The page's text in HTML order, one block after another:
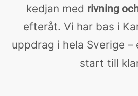
kedjan med rivning
efteråt. Vi har bas i
uppdrag i hela Sverige
start till